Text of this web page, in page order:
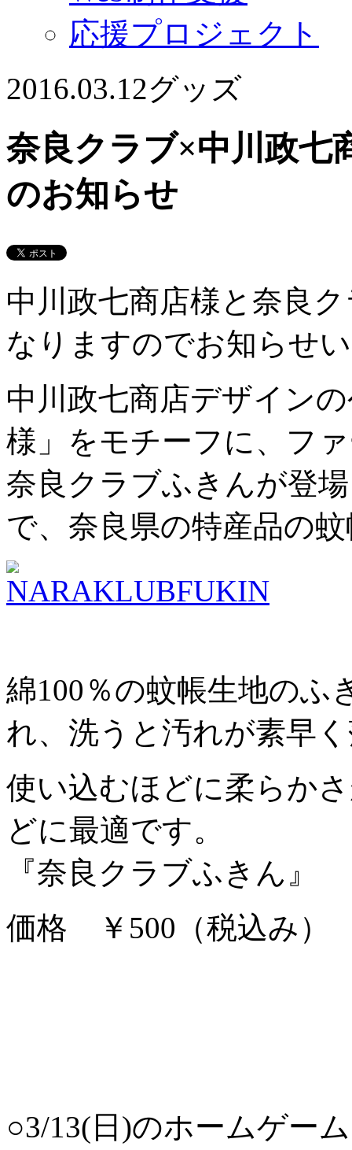
応援プロジェクト
2016.03.12グッズ
奈良クラブ×中川政七
のお知らせ
中川政七商店様と奈良
なりますのでお知らせ
中川政七商店デザイン
様」をモチーフに、フ
奈良クラブふきんが登
で、奈良県の特産品の
綿100％の蚊帳生地のふ
れ、洗うと汚れが素早
使い込むほどに柔らか
どに最適です。
『奈良クラブふきん』
価格 ￥500（税込み）
○3/13(日)のホームゲー